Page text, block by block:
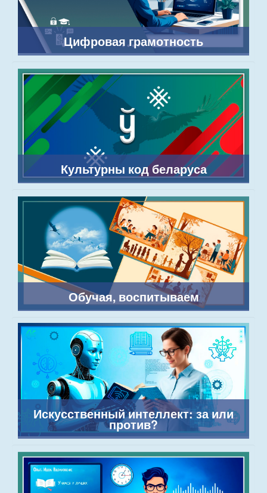
Цифровая грамотность
Культурны код беларуса
Обучая, воспитываем
Искусственный интеллект: за или
против?